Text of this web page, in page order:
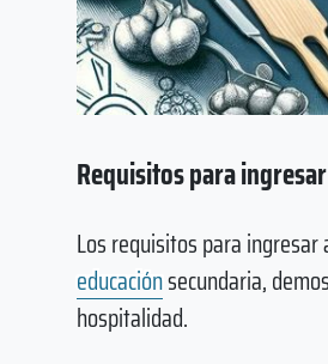
Requisitos para
Los requisitos para ingresar
educaciónsecundaria,
hospitalidad.